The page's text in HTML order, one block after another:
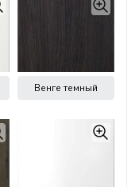
Венге темный